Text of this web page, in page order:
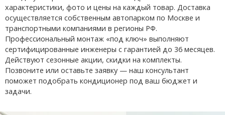
характеристики, фото и цены на каждый товар. Доставка
осуществляется собственным автопарком по Москве и
транспортными компаниями в регионы РФ.
Профессиональный монтаж «под ключ» выполняют
сертифицированные инженеры с гарантией до 36 месяцев.
Действуют сезонные акции, скидки на комплекты.
Позвоните или оставьте заявку — наш консультант
поможет подобрать кондиционер под ваш бюджет и
задачи.